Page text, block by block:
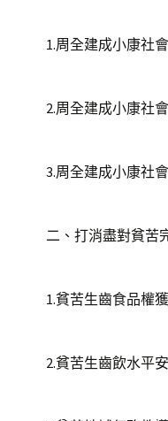
1.周全建成小康社會
2.周全建成小康社會
3.周全建成小康社會
二、打消盡對貧苦
1.貧苦生齒食品權獲
2.貧苦生齒飲水平安